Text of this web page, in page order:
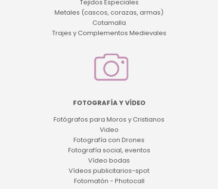
Tejidos Especiales
Metales (cascos, corazas, armas)
Cotamalla
Trajes y Complementos Medievales
FOTOGRAFÍA Y VÍDEO
Fotógrafos para Moros y Cristianos
Video
Fotografía con Drones
Fotografía social, eventos
Vídeo bodas
Vídeos publicitarios-spot
Fotomatón - Photocall